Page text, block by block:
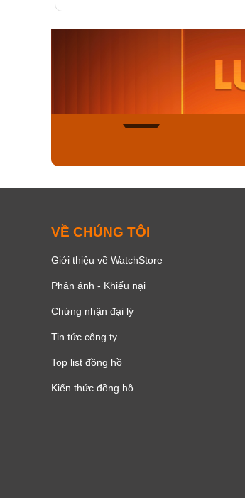
VỀ CHÚNG TÔI
Giới thiệu về WatchStore
Phản ánh - Khiếu nại
Chứng nhận đại lý
Tin tức công ty
Top list đồng hồ
Kiến thức đồng hồ